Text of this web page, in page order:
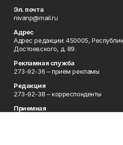
Эл. почта
nivanp@mail.ru
Адрес
Адрес редакции: 450005,
Достоевского, д. 89.
Рекламная служба
273-92-36 – приём рекламы
Редакция
273-92-38 – корреспонденты
Приемная